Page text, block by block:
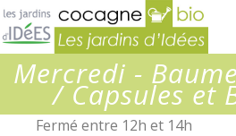
Mercredi -
/ Capsules et
Fermé entre 12h et 14h